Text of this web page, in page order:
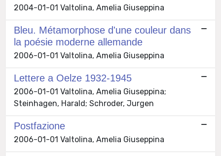
2004-01-01 Valtolina, Amelia Giuseppina
Bleu. Métamorphose d'une couleur dans
la poésie moderne allemande
2006-01-01 Valtolina, Amelia Giuseppina
Lettere a Oelze 1932-1945
2006-01-01 Valtolina, Amelia Giuseppina;
Steinhagen, Harald; Schroder, Jurgen
Postfazione
2006-01-01 Valtolina, Amelia Giuseppina